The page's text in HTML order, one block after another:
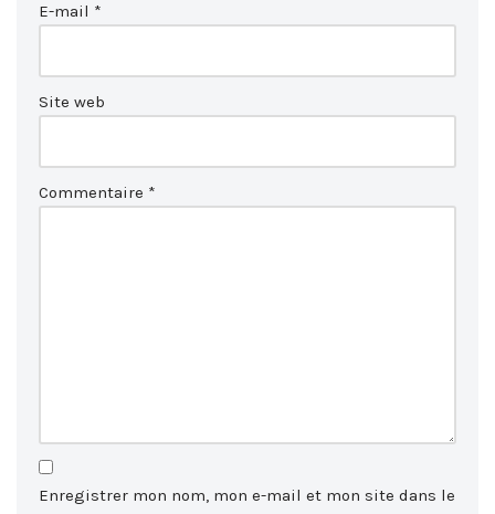
E-mail *
Site web
Commentaire *
Enregistrer mon nom, mon e-mail et mon site dans le